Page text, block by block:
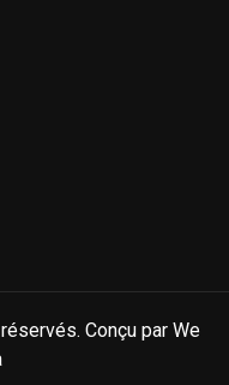
Conçu par We